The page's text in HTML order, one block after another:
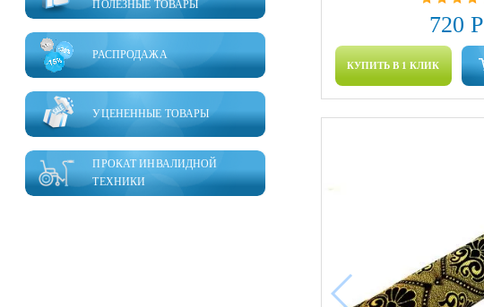
ПОЛЕЗНЫЕ ТОВАРЫ
РАСПРОДАЖА
ПРОКАТ ИНВАЛИДНОЙ
ТЕХНИКИ
УЦЕНЕННЫЕ ТОВАРЫ
720 Р
КУПИТЬ В 1 КЛИК